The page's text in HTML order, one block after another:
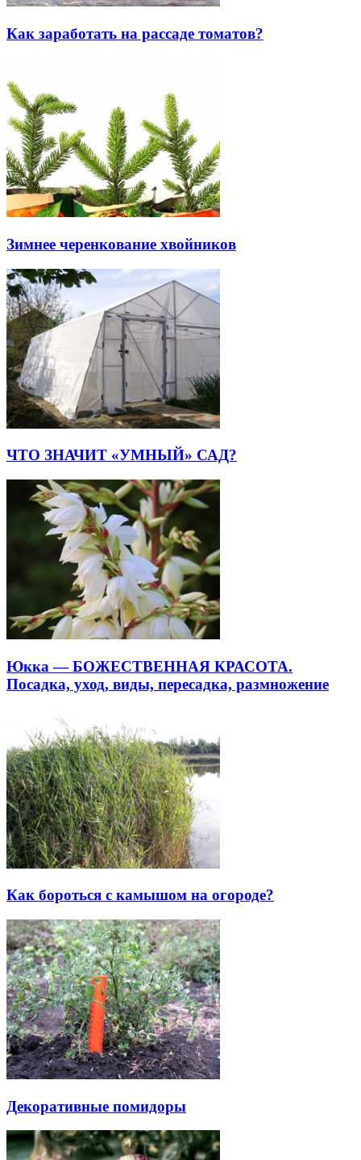
Как заработать на рассаде томатов?
Зимнее черенкование хвойников
ЧТО ЗНАЧИТ «УМНЫЙ» САД?
Юкка — БОЖЕСТВЕННАЯ КРАСОТА.
Посадка, уход, виды, пересадка, размножение
Как бороться с камышом на огороде?
Декоративные помидоры